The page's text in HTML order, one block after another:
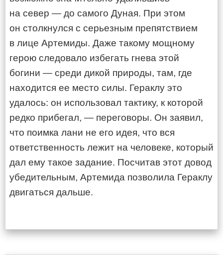
на север — до самого Дуная. При этом
он столкнулся с серьезным препятствием
в лице Артемиды. Даже такому мощному
герою следовало избегать гнева этой
богини — среди дикой природы, там, где
находится ее место силы. Гераклу это
удалось: он использовал тактику, к которой
редко прибегал, — переговоры. Он заявил,
что поимка лани не его идея, что вся
ответственность лежит на человеке, который
дал ему такое задание. Посчитав этот довод
убедительным, Артемида позволила Гераклу
двигаться дальше.